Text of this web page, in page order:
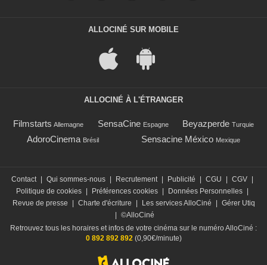
ALLOCINÉ SUR MOBILE
ALLOCINÉ À L'ÉTRANGER
Filmstarts Allemagne SensaCine Espagne Beyazperde Turquie
AdoroCinema Brésil Sensacine México Mexique
Contact | Qui sommes-nous | Recrutement | Publicité | CGU | CGV |
Politique de cookies | Préférences cookies | Données Personnelles |
Revue de presse
| Charte d'écriture | Les services AlloCiné | Gérer Utiq
| ©AlloCiné
Retrouvez tous les horaires et infos de votre cinéma sur le numéro AlloCiné :
0 892 892 892(0,90€/minute)